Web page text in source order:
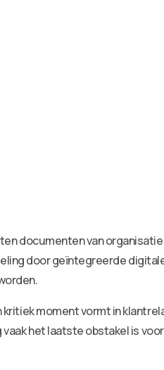
documenten van
door geïntegreerde
moment vormt in
het laatste obstakel is